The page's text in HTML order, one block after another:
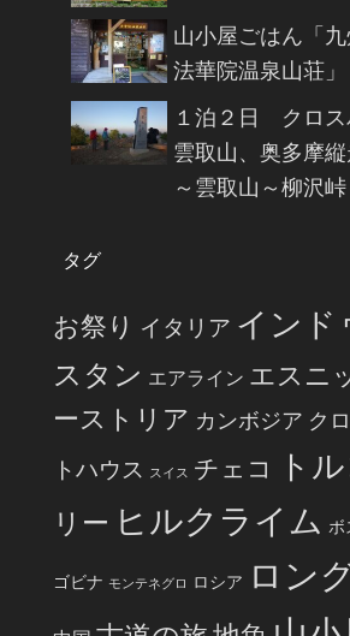
山小屋ごはん「
法華院温泉山荘」
１泊２日 クロス
雲取山、奥多摩
～雲取山～柳沢峠
タグ
お祭り イタリア インド
スタン エアライン エスニ
ーストリア カンボジア ク
トハウス
スイス チェコ ト
リー ヒルクライム ボ
ゴビナ モンテネグロ ロシア ロン